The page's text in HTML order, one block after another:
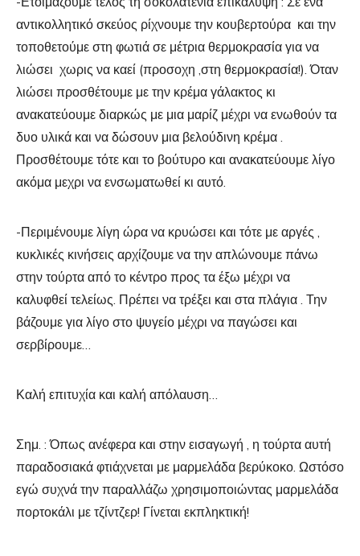
αντικολλητικό σκεύος ρίχνουμε την κουβερτούρα και την
τοποθετούμε στη φωτιά σε μέτρια θερμοκρασία για να
λιώσει χωρις να καεί (προσοχη ,στη θερμοκρασία!). Όταν
λιώσει προσθέτουμε με την κρέμα γάλακτος κι
ανακατεύουμε διαρκώς με μια μαρίζ μέχρι να ενωθούν τα
δυο υλικά και να δώσουν μια βελούδινη κρέμα .
Προσθέτουμε τότε και το βούτυρο και ανακατεύουμε λίγο
ακόμα μεχρι να ενσωματωθεί κι αυτό.
-Περιμένουμε λίγη ώρα να κρυώσει και τότε με αργές ,
κυκλικές κινήσεις αρχίζουμε να την απλώνουμε πάνω
στην τούρτα από το κέντρο προς τα έξω μέχρι να
καλυφθεί τελείως. Πρέπει να τρέξει και στα πλάγια . Την
βάζουμε για λίγο στο ψυγείο μέχρι να παγώσει και
σερβίρουμε…
Καλή επιτυχία και καλή απόλαυση…
Σημ. : Όπως ανέφερα και στην εισαγωγή , η τούρτα αυτή
παραδοσιακά φτιάχνεται με μαρμελάδα βερύκοκο. Ωστόσο
εγώ συχνά την παραλλάζω χρησιμοποιώντας μαρμελάδα
πορτοκάλι με τζίντζερ! Γίνεται εκπληκτική!